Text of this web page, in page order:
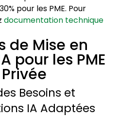
pour les PME. Pour
documentation technique
de Mise en
pour les PME
Besoins et
IA Adaptées